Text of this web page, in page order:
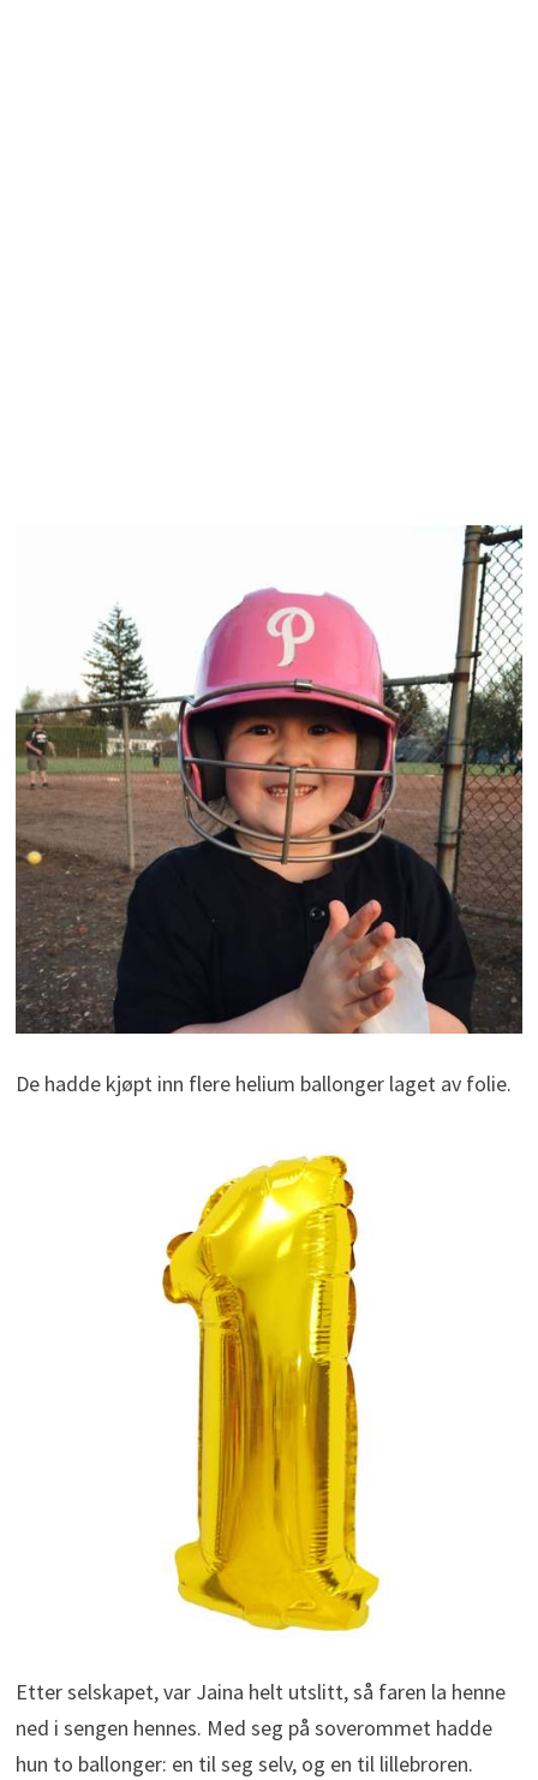
De hadde kjøpt inn flere helium ballonger laget av folie.
Etter selskapet, var Jaina helt utslitt, så faren la henne
ned i sengen hennes. Med seg på soverommet hadde
hun to ballonger: en til seg selv, og en til lillebroren.